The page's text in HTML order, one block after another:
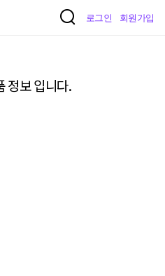
로그인 회원가입
정보 입니다.